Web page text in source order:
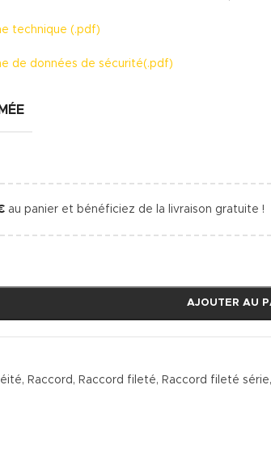
technique (.pdf)
de données de sécurité(.pdf)
au panier et bénéficiez de la livraison gratuite !
AJOUTER AU
, Raccord , Raccord fileté, Raccord fileté série,